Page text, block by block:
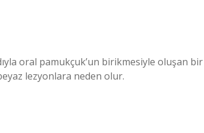
oral pamukçuk’un birikmesiyle oluşan bir
lezyonlara neden olur.